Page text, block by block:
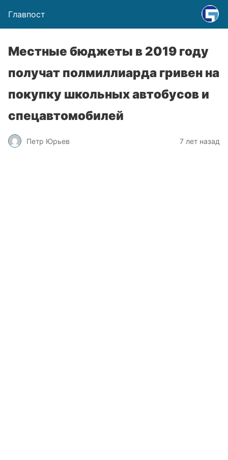
Главпост
Местные бюджеты в 2019 году
получат полмиллиарда гривен на
покупку школьных автобусов и
спецавтомобилей
Петр Юрьев 7 лет назад